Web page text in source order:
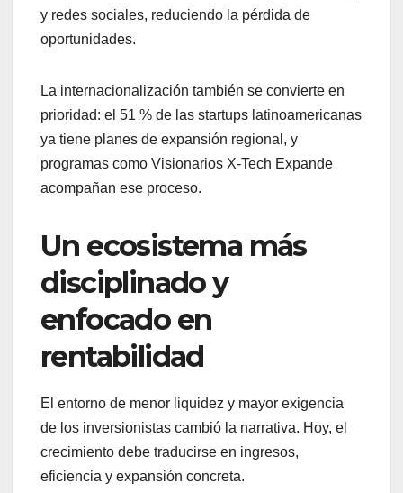
y redes sociales, reduciendo la pérdida de
oportunidades.
La internacionalización también se convierte en
prioridad: el 51 % de las startups latinoamericanas
ya tiene planes de expansión regional, y
programas como Visionarios X-Tech Expande
acompañan ese proceso.
Un ecosistema más
disciplinado y
enfocado en
rentabilidad
El entorno de menor liquidez y mayor exigencia
de los inversionistas cambió la narrativa. Hoy, el
crecimiento debe traducirse en ingresos,
eficiencia y expansión concreta.